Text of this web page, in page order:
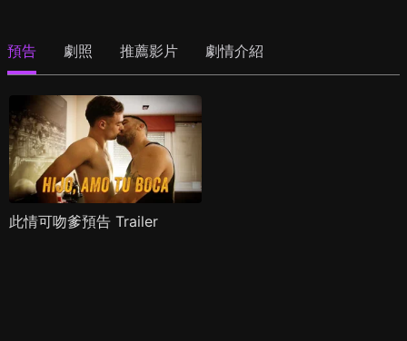
預告 劇照 推薦影片 劇情介紹
此情可吻爹預告 Trailer